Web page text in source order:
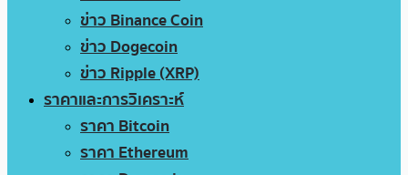
ข่าว Binance Coin
ข่าว Dogecoin
ข่าว Ripple (XRP)
ราคาและการวิเคราะห์
ราคา Bitcoin
ราคา Ethereum